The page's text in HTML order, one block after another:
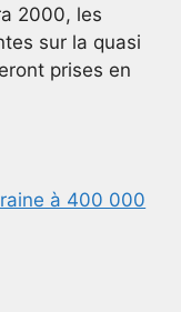
2000, les
sur la quasi
prises en
à 400 000